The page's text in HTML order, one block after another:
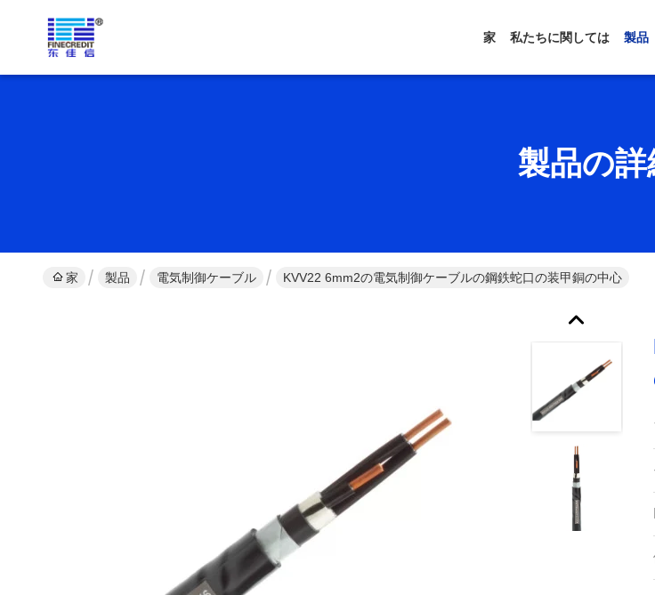
家 私たちに関しては 製品
製品の詳
家 製品 電気制御ケーブル KVV22 6mm2の電気制御ケーブルの鋼鉄蛇口の装甲銅の中心